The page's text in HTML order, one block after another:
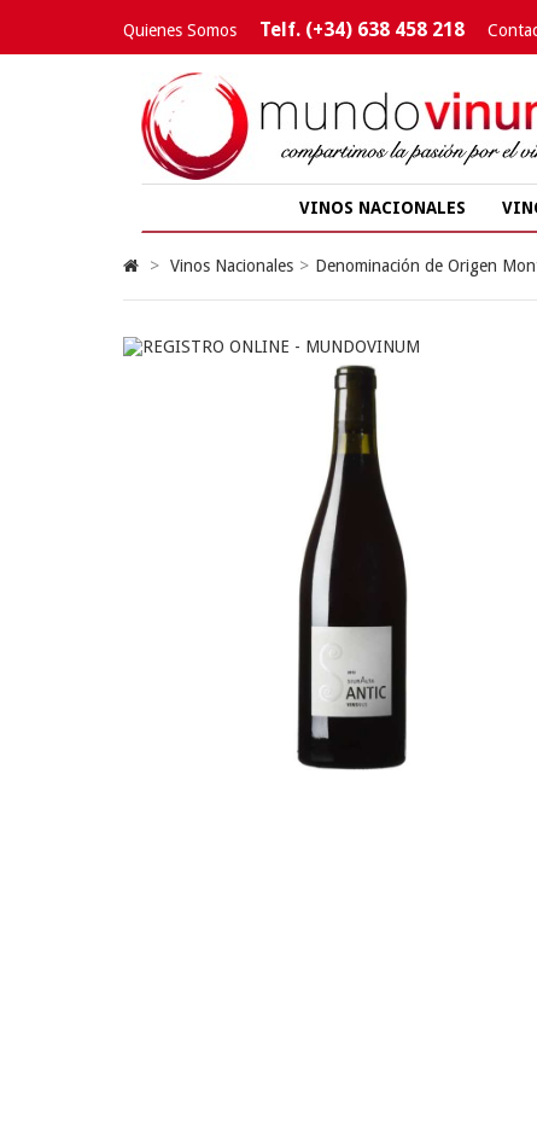
Quienes Somos Telf. (+34) 638 458 218
VINOS NACIONALES
> Vinos Nacionales > Denominación de Origen